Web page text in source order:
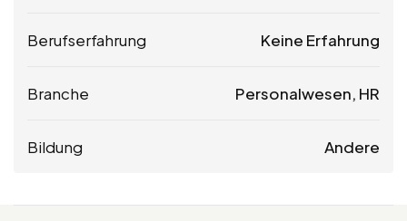
Berufserfahrung Keine Erfahrung
Branche Personalwesen, HR
Bildung Andere